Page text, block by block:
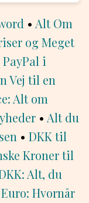
• Alt Om
og Meget
i
Vej til en
Alt om
• Alt du
• DKK til
Kroner til
Alt, du
Hvornår